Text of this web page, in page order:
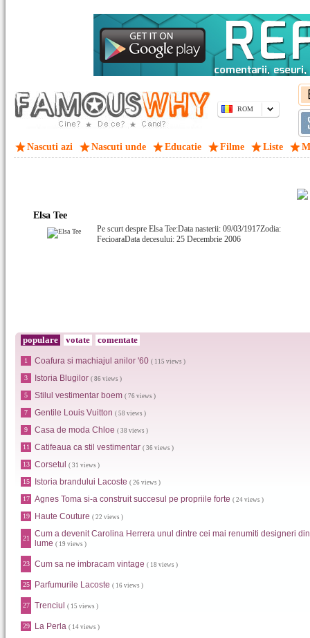
ROM
Nascuti azi Nascuti unde Educatie Filme Liste
Elsa Tee
Pe scurt despre Elsa Tee:Data nasterii: 09/03/1917Zodia:
FecioaraData decesului: 25 Decembrie 2006
populare votate comentate
1 Coafura si machiajul anilor '60 ( 115 views )
3 Istoria Blugilor ( 86 views )
5 Stilul vestimentar boem ( 76 views )
7 Gentile Louis Vuitton ( 58 views )
9 Casa de moda Chloe ( 38 views )
11 Catifeaua ca stil vestimentar ( 36 views )
13 Corsetul ( 31 views )
15 Istoria brandului Lacoste ( 26 views )
17 Agnes Toma si-a construit succesul pe propriile forte ( 24 views )
19 Haute Couture ( 22 views )
21
Cum a devenit Carolina Herrera unul dintre cei mai renumiti designeri din
lume ( 19 views )
23 Cum sa ne imbracam vintage ( 18 views )
25 Parfumurile Lacoste ( 16 views )
27 Trenciul ( 15 views )
29 La Perla ( 14 views )